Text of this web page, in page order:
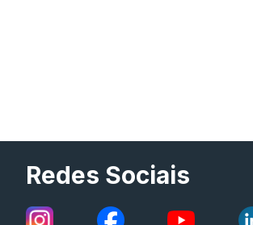
Redes Sociais